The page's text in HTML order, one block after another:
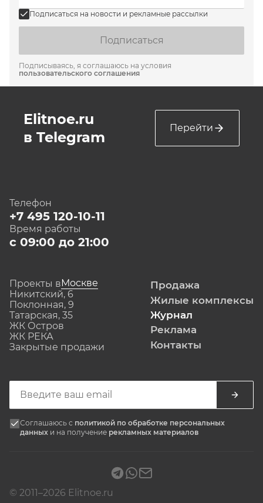
Подписаться на новости и рекламные рассылки
Подписаться
Подписываясь, я соглашаюсь на условия
пользовательского соглашения
Elitnoe.ru
в Telegram
Перейти
Телефон
+7 495 120-10-11
Время работы
с 09:00 до 21:00
Проекты вМоскве
Никитский, 6
Поклонная, 9
Татарская, 35
ЖК Остров
ЖК РЕКА
Закрытые продажи
Продажа
Жилые комплексы
Журнал
Реклама
Контакты
Соглашаюсь с политикой по обработке персональных
данных и на получение рекламных материалов
© 2011–2026 Elitnoe.ru